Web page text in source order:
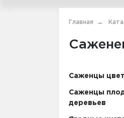
Главная
Саженцы
Саженцы
деревьев